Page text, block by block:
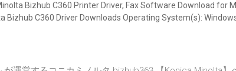
Bizhub C360 Printer Driver, Fax Software Download for
Bizhub C360 Driver Downloads Operating System(s):